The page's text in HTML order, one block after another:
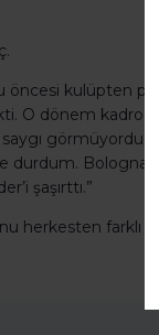
öncesi kulüpten
O dönem
saygı
durdum.
şaşırttı.”
herkesten farklı